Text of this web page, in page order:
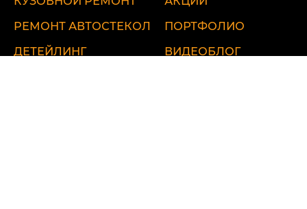
РЕМОНТ АВТОСТЕКОЛ
ДЕТЕЙЛИНГ
ПОРТФОЛИО
ВИДЕОБЛОГ